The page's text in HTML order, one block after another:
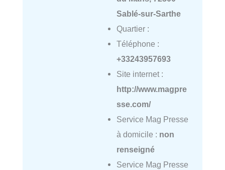
Sablé-sur-Sarthe
Quartier :
Téléphone :
+33243957693
Site internet :
http://www.magpre
sse.com/
Service Mag Presse
à domicile : non
renseigné
Service Mag Presse